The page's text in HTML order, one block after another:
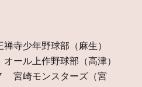
寺少年野球部（麻生）
ール上作野球部（高津）
宮崎モンスターズ（宮